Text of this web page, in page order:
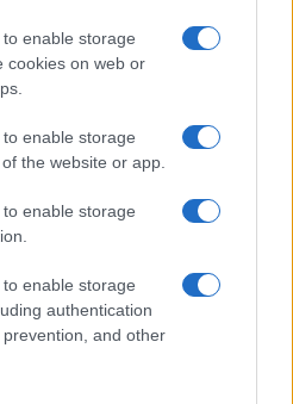
enable storage
cookies on web or
enable storage
the website or app.
enable storage
enable storage
authentication
and other
in tempo reale?
canale telegram di
tue segnalazioni,
e le tue foto